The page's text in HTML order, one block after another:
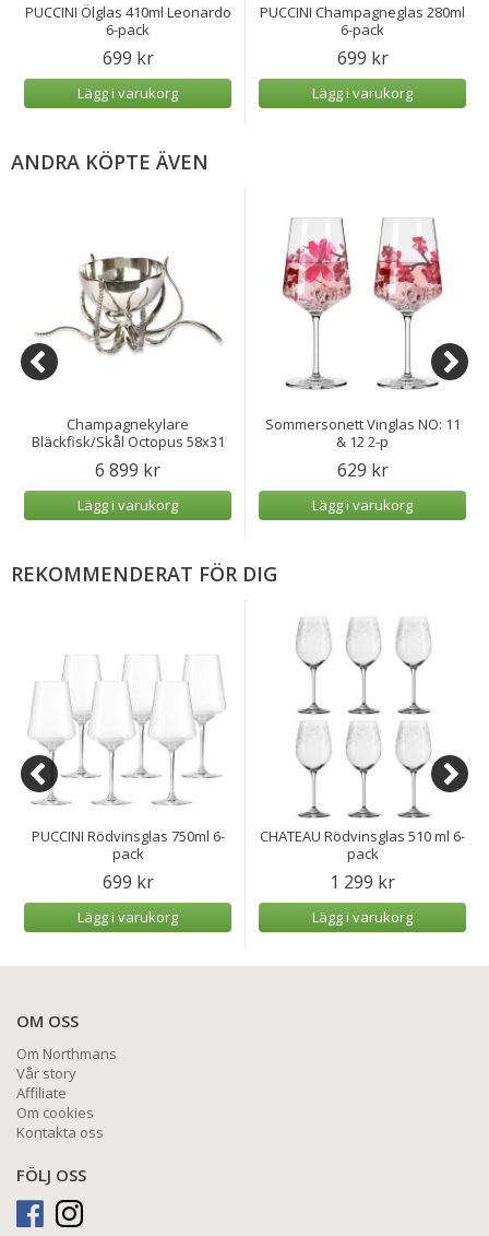
PUCCINI Ölglas 410ml Leonardo
6-pack
699 kr
Lägg i varukorg
PUCCINI Champagneglas 280ml
6-pack
699 kr
Lägg i varukorg
ANDRA KÖPTE ÄVEN
Champagnekylare
Bläckfisk/Skål Octopus 58x31
6 899 kr
Lägg i varukorg
Sommersonett Vinglas NO: 11
& 12 2-p
629 kr
Lägg i varukorg
REKOMMENDERAT FÖR DIG
PUCCINI Rödvinsglas 750ml 6-
pack
699 kr
Lägg i varukorg
CHATEAU Rödvinsglas 510 ml 6-
pack
1 299 kr
Lägg i varukorg
OM OSS
Om Northmans
Vår story
Affiliate
Om cookies
Kontakta oss
FÖLJ OSS